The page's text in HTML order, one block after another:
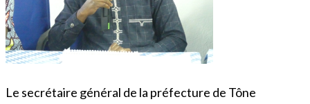
Le secrétaire général de la préfecture de Tône